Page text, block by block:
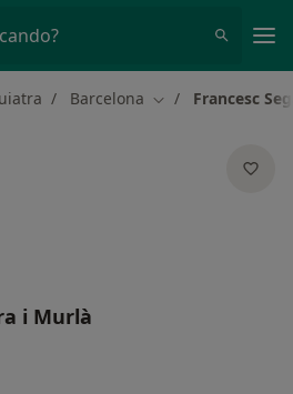
Barcelona Cambiar de ciudad
Francesc
i Murlà